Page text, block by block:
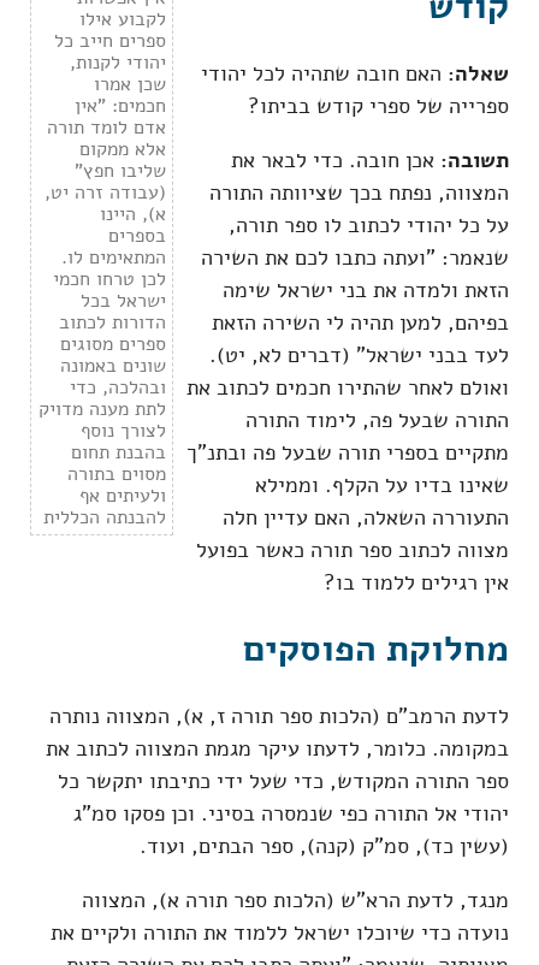
לקבוע אילו
ספרים חייב כל
יהודי לקנות,
שכן אמרו
חכמים: "אין
אדם לומד תורה
אלא ממקום
שליבו חפץ"
(עבודה זרה יט,
א), היינו
בספרים
המתאימים לו.
לכן טרחו חכמי
ישראל בכל
הדורות לכתוב
ספרים מסוגים
שונים באמונה
ובהלכה, כדי
לתת מענה מדויק
לצורך נוסף
בהבנת תחום
מסוים בתורה
ולעיתים אף
להבנתה הכללית
שאלה: האם חובה שתהיה לכל יהודי
ספרייה של ספרי קודש בביתו?
תשובה: אכן חובה. כדי לבאר את
המצווה, נפתח בכך שציוותה התורה
על כל יהודי לכתוב לו ספר תורה,
שנאמר: "ועתה כתבו לכם את השירה
הזאת ולמדה את בני ישראל שימה
בפיהם, למען תהיה לי השירה הזאת
לעד בבני ישראל" (דברים לא, יט).
ואולם לאחר שהתירו חכמים לכתוב את
התורה שבעל פה, לימוד התורה
מתקיים בספרי תורה שבעל פה ובתנ"ך
שאינו בדיו על הקלף. וממילא
התעוררה השאלה, האם עדיין חלה
מצווה לכתוב ספר תורה כאשר בפועל
אין רגילים ללמוד בו?
מחלוקת הפוסקים
לדעת הרמב"ם (הלכות ספר תורה ז, א), המצווה נותרה
במקומה. כלומר, לדעתו עיקר מגמת המצווה לכתוב את
ספר התורה המקודש, כדי שעל ידי כתיבתו יתקשר כל
יהודי אל התורה כפי שנמסרה בסיני. וכן פסקו סמ"ג
(עשין כד), סמ"ק (קנה), ספר הבתים, ועוד.
מנגד, לדעת הרא"ש (הלכות ספר תורה א), המצווה
נועדה כדי שיוכלו ישראל ללמוד את התורה ולקיים את